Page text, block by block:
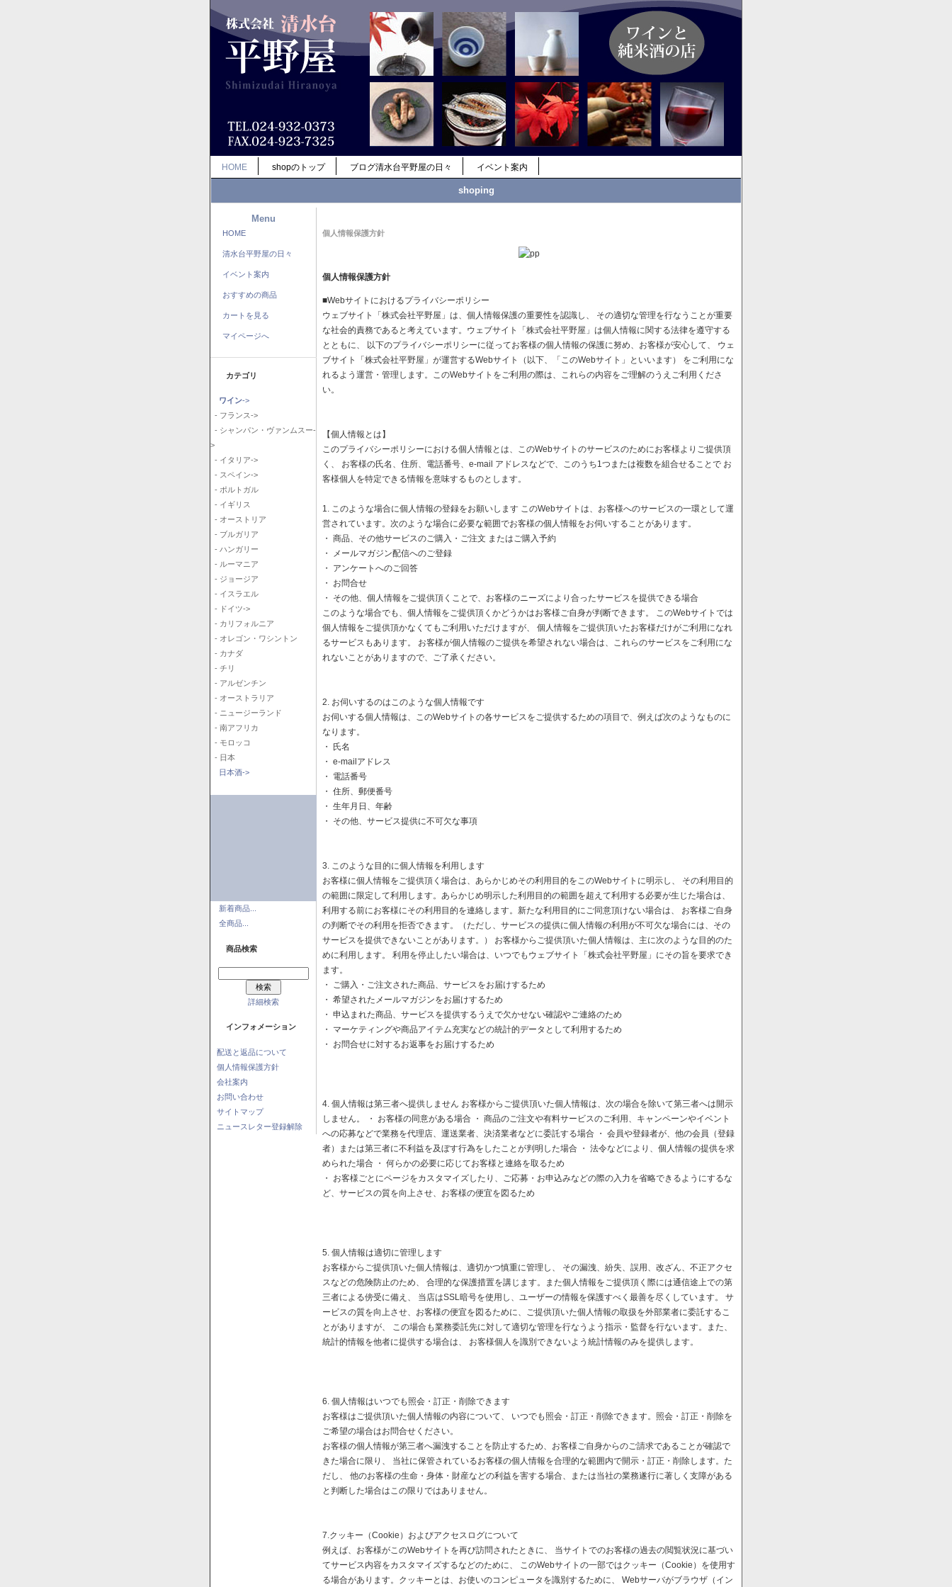
HOME shopのトップ ブログ清水台平野屋の日々 イベント案内
shoping
Menu
HOME
清水台平野屋の日々
イベント案内
おすすめの商品
カートを見る
マイページへ
カテゴリ
ワイン->
- フランス->
- シャンパン・ヴァンムスー-
>
- イタリア->
- スペイン->
- ポルトガル
- イギリス
- オーストリア
- ブルガリア
- ハンガリー
- ルーマニア
- ジョージア
- イスラエル
- ドイツ->
- カリフォルニア
- オレゴン・ワシントン
- カナダ
- チリ
- アルゼンチン
- オーストラリア
- ニュージーランド
- 南アフリカ
- モロッコ
- 日本
日本酒->
新着商品...
全商品...
商品検索
詳細検索
インフォメーション
配送と返品について
個人情報保護方針
会社案内
お問い合わせ
サイトマップ
ニュースレター登録解除
個人情報保護方針
個人情報保護方針
■Webサイトにおけるプライバシーポリシー
ウェブサイト「株式会社平野屋」は、個人情報保護の重要性を認識し、 その適切な管理を行なうことが重要
な社会的責務であると考えています。ウェブサイト「株式会社平野屋」は個人情報に関する法律を遵守する
とともに、 以下のプライバシーポリシーに従ってお客様の個人情報の保護に努め、お客様が安心して、 ウェ
ブサイト「株式会社平野屋」が運営するWebサイト（以下、「このWebサイト」といいます） をご利用にな
れるよう運営・管理します。このWebサイトをご利用の際は、これらの内容をご理解のうえご利用くださ
い。
【個人情報とは】
このプライバシーポリシーにおける個人情報とは、このWebサイトのサービスのためにお客様よりご提供頂
く、 お客様の氏名、住所、電話番号、e-mail アドレスなどで、このうち1つまたは複数を組合せることで お
客様個人を特定できる情報を意味するものとします。
1. このような場合に個人情報の登録をお願いします このWebサイトは、お客様へのサービスの一環として運
営されています。次のような場合に必要な範囲でお客様の個人情報をお伺いすることがあります。
・ 商品、その他サービスのご購入・ご注文 またはご購入予約
・ メールマガジン配信へのご登録
・ アンケートへのご回答
・ お問合せ
・ その他、個人情報をご提供頂くことで、お客様のニーズにより合ったサービスを提供できる場合
このような場合でも、個人情報をご提供頂くかどうかはお客様ご自身が判断できます。 このWebサイトでは
個人情報をご提供頂かなくてもご利用いただけますが、 個人情報をご提供頂いたお客様だけがご利用になれ
るサービスもあります。 お客様が個人情報のご提供を希望されない場合は、これらのサービスをご利用にな
れないことがありますので、ご了承ください。
2. お伺いするのはこのような個人情報です
お伺いする個人情報は、このWebサイトの各サービスをご提供するための項目で、例えば次のようなものに
なります。
・ 氏名
・ e-mailアドレス
・ 電話番号
・ 住所、郵便番号
・ 生年月日、年齢
・ その他、サービス提供に不可欠な事項
3. このような目的に個人情報を利用します
お客様に個人情報をご提供頂く場合は、あらかじめその利用目的をこのWebサイトに明示し、 その利用目的
の範囲に限定して利用します。あらかじめ明示した利用目的の範囲を超えて利用する必要が生じた場合は、
利用する前にお客様にその利用目的を連絡します。新たな利用目的にご同意頂けない場合は、 お客様ご自身
の判断でその利用を拒否できます。（ただし、サービスの提供に個人情報の利用が不可欠な場合には、その
サービスを提供できないことがあります。） お客様からご提供頂いた個人情報は、主に次のような目的のた
めに利用します。 利用を停止したい場合は、いつでもウェブサイト「株式会社平野屋」にその旨を要求でき
ます。
・ ご購入・ご注文された商品、サービスをお届けするため
・ 希望されたメールマガジンをお届けするため
・ 申込まれた商品、サービスを提供するうえで欠かせない確認やご連絡のため
・ マーケティングや商品アイテム充実などの統計的データとして利用するため
・ お問合せに対するお返事をお届けするため
4. 個人情報は第三者へ提供しません お客様からご提供頂いた個人情報は、次の場合を除いて第三者へは開示
しません。 ・ お客様の同意がある場合 ・ 商品のご注文や有料サービスのご利用、キャンペーンやイベント
への応募などで業務を代理店、運送業者、決済業者などに委託する場合 ・ 会員や登録者が、他の会員（登録
者）または第三者に不利益を及ぼす行為をしたことが判明した場合 ・ 法令などにより、個人情報の提供を求
められた場合 ・ 何らかの必要に応じてお客様と連絡を取るため
・ お客様ごとにページをカスタマイズしたり、ご応募・お申込みなどの際の入力を省略できるようにするな
ど、サービスの質を向上させ、お客様の便宜を図るため
5. 個人情報は適切に管理します
お客様からご提供頂いた個人情報は、適切かつ慎重に管理し、 その漏洩、紛失、誤用、改ざん、不正アクセ
スなどの危険防止のため、 合理的な保護措置を講じます。また個人情報をご提供頂く際には通信途上での第
三者による傍受に備え、 当店はSSL暗号を使用し、ユーザーの情報を保護すべく最善を尽くしています。 サ
ービスの質を向上させ、お客様の便宜を図るために、ご提供頂いた個人情報の取扱を外部業者に委託するこ
とがありますが、 この場合も業務委託先に対して適切な管理を行なうよう指示・監督を行ないます。また、
統計的情報を他者に提供する場合は、 お客様個人を識別できないよう統計情報のみを提供します。
6. 個人情報はいつでも照会・訂正・削除できます
お客様はご提供頂いた個人情報の内容について、 いつでも照会・訂正・削除できます。照会・訂正・削除を
ご希望の場合はお問合せください。
お客様の個人情報が第三者へ漏洩することを防止するため、お客様ご自身からのご請求であることが確認で
きた場合に限り、 当社に保管されているお客様の個人情報を合理的な範囲内で開示・訂正・削除します。た
だし、 他のお客様の生命・身体・財産などの利益を害する場合、または当社の業務遂行に著しく支障がある
と判断した場合はこの限りではありません。
7.クッキー（Cookie）およびアクセスログについて
例えば、お客様がこのWebサイトを再び訪問されたときに、 当サイトでのお客様の過去の閲覧状況に基づい
てサービス内容をカスタマイズするなどのために、 このWebサイトの一部ではクッキー（Cookie）を使用す
る場合があります。クッキーとは、お使いのコンピュータを識別するために、 Webサーバがブラウザ（イン